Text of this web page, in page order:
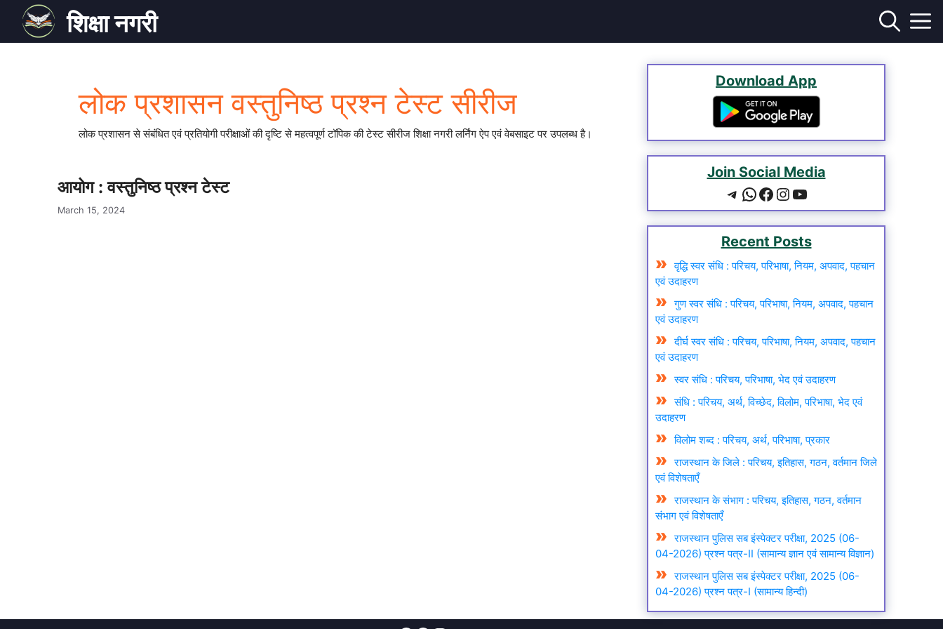
content
शिक्षा नगरी
लोक प्रशासन वस्तुनिष्ठ प्रश्न टेस्ट सीरीज
लोक प्रशासन से संबंधित एवं प्रतियोगी परीक्षाओं की दृष्टि से महत्वपूर्ण टॉपिक की टेस्ट सीरीज शिक्षा नगरी लर्निंग ऐप एवं वेबसाइट पर उपलब्ध है।
आयोग : वस्तुनिष्ठ प्रश्न टेस्ट
March 15, 2024
Download App
Join Social Media
Telegram
WhatsApp
Facebook
Instagram
YouTube
Recent Posts
वृद्धि स्वर संधि : परिचय, परिभाषा, नियम, अपवाद, पहचान
एवं उदाहरण
गुण स्वर संधि : परिचय, परिभाषा, नियम, अपवाद, पहचान
एवं उदाहरण
दीर्घ स्वर संधि : परिचय, परिभाषा, नियम, अपवाद, पहचान
एवं उदाहरण
स्वर संधि : परिचय, परिभाषा, भेद एवं उदाहरण
संधि : परिचय, अर्थ, विच्छेद, विलोम, परिभाषा, भेद एवं
उदाहरण
विलोम शब्द : परिचय, अर्थ, परिभाषा, प्रकार
राजस्थान के जिले : परिचय, इतिहास, गठन, वर्तमान जिले
एवं विशेषताएँ
राजस्थान के संभाग : परिचय, इतिहास, गठन, वर्तमान
संभाग एवं विशेषताएँ
राजस्थान पुलिस सब इंस्पेक्टर परीक्षा, 2025 (06-
04-2026) प्रश्न पत्र-II (सामान्य ज्ञान एवं सामान्य विज्ञान)
राजस्थान पुलिस सब इंस्पेक्टर परीक्षा, 2025 (06-
04-2026) प्रश्न पत्र-I (सामान्य हिन्दी)